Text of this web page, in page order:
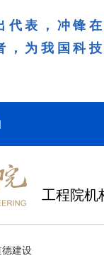
代表，冲锋
，为我国科
工程院机
建设